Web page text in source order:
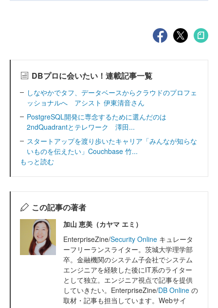
DBプロに会いたい！連載記事一覧
しなやかでタフ、データベースからクラウドのプロフェ
ッショナルへ アシスト 伊東清音さん
PostgreSQL開発に専念するために選んだのは
2ndQuadrantとテレワーク 澤田...
スタートアップを渡り歩いたキャリア「みんなが知らな
いものを伝えたい」Couchbase 竹...
もっと読む
この記事の著者
加山 恵美（カヤマ エミ）
EnterpriseZine/Security Online キュレータ
ーフリーランスライター。茨城大学理学部
卒。金融機関のシステム子会社でシステム
エンジニアを経験した後にIT系のライター
として独立。エンジニア視点で記事を提供
していきたい。EnterpriseZine/DB Online の
取材・記事も担当しています。Webサイ